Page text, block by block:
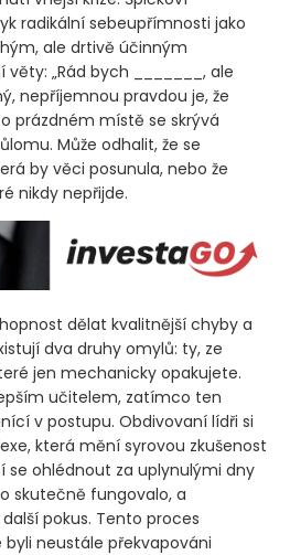
radikální sebeupřímnosti jako
ale drtivě účinným
„Rád bych _______, ale
nepříjemnou pravdou je, že
prázdném místě se skrývá
Může odhalit, že se
by věci posunula, nebo že
nikdy nepřijde.
dělat kvalitnější chyby a
dva druhy omylů: ty, ze
jen mechanicky opakujete.
učitelem, zatímco ten
v postupu. Obdivovaní lídři si
která mění syrovou zkušenost
se ohlédnout za uplynulými dny
skutečně fungovalo, a
pokus. Tento proces
neustále překvapováni